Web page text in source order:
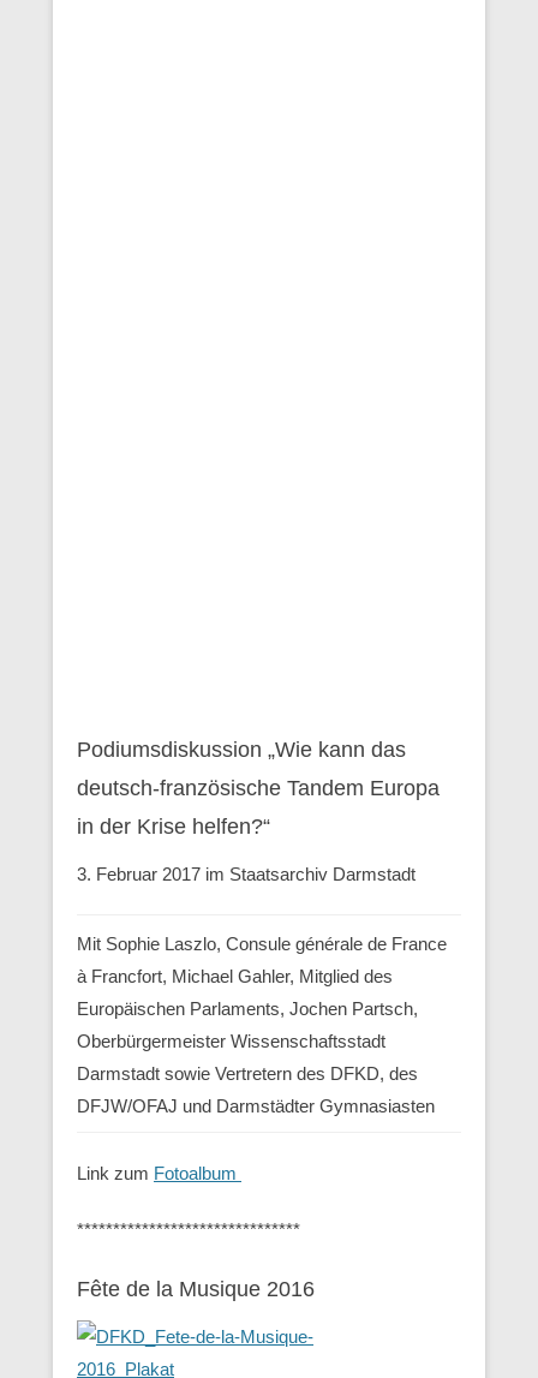
Podiumsdiskussion „Wie kann das
deutsch-französische Tandem Europa
in der Krise helfen?“
3. Februar 2017 im Staatsarchiv Darmstadt
Mit Sophie Laszlo, Consule générale de France
à Francfort, Michael Gahler, Mitglied des
Europäischen Parlaments, Jochen Partsch,
Oberbürgermeister Wissenschaftsstadt
Darmstadt sowie Vertretern des DFKD, des
DFJW/OFAJ und Darmstädter Gymnasiasten
Link zum Fotoalbum
*******************************
Fête de la Musique 2016